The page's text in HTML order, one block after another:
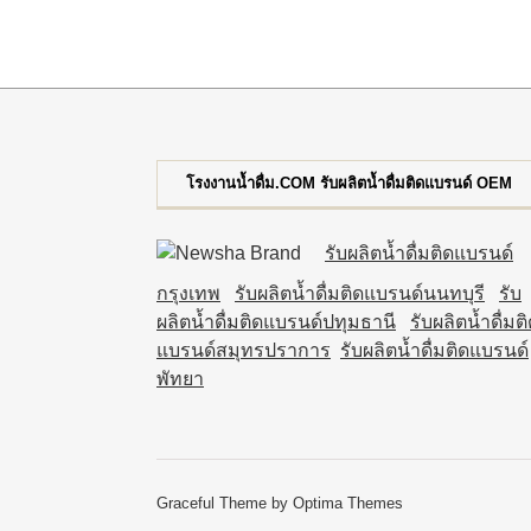
โรงงานน้ำดื่ม.COM รับผลิตน้ำดื่มติดแบรนด์ OEM
รับผลิตน้ำดื่มติดแบรนด์
กรุงเทพ
รับผลิตน้ำดื่มติดแบรนด์นนทบุรี
รับ
ผลิตน้ำดื่มติดแบรนด์ปทุมธานี
รับผลิตน้ำดื่มติ
แบรนด์สมุทรปราการ รับผลิตน้ำดื่มติดแบรนด์
พัทยา
Graceful Theme by Optima Themes